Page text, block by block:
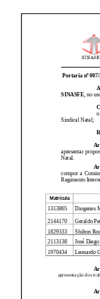
EVENTOS
CONTATO